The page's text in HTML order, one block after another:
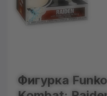
Фигурка